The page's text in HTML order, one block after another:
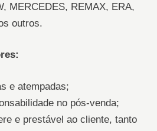
MERCEDES, REMAX, ERA,
outros.
e atempadas;
no pós-venda;
e prestável ao cliente, tanto